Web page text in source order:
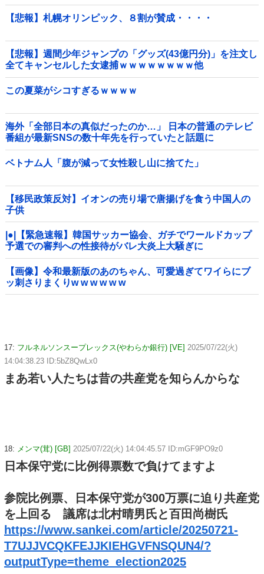
【悲報】札幌オリンピック、８割が賛成・・・・
【悲報】週間少年ジャンプの「グッズ(43億円分)」を注文し
全てキャンセルした女逮捕ｗｗｗｗｗｗｗｗ他
この夏菜がシコすぎるｗｗｗｗ
海外「全部日本の真似だったのか…」 日本の普通のテレビ
番組が最新SNSの数十年先を行っていたと話題に
ベトナム人「腹が減って女性殺し山に捨てた」
【移民政策反対】イオンの売り場で唐揚げを食う中国人の
子供
|●|【緊急速報】韓国サッカー協会、ガチでワールドカップ
予選での審判への性接待がバレ大炎上大騒ぎに
【画像】令和最新版のあのちゃん、可愛過ぎてワイらにブ
ッ刺さりまくりw w w w w w
17: フルネルソンスープレックス(やわらか銀行) [VE] 2025/07/22(火)
14:04:38.23 ID:5bZ8QwLx0
まあ若い人たちは昔の共産党を知らんからな
18: メンマ(茸) [GB] 2025/07/22(火) 14:04:45.57 ID:mGF9PO9z0
日本保守党に比例得票数で負けてますよ
参院比例票、日本保守党が300万票に迫り共産党
を上回る 議席は北村晴男氏と百田尚樹氏
https://www.sankei.com/article/20250721-
T7UJJVCQKFEJJKIEHGVFNSQUN4/?
outputType=theme_election2025